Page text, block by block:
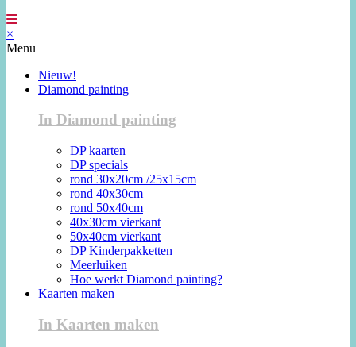
×
Menu
Nieuw!
Diamond painting
In Diamond painting
DP kaarten
DP specials
rond 30x20cm /25x15cm
rond 40x30cm
rond 50x40cm
40x30cm vierkant
50x40cm vierkant
DP Kinderpakketten
Meerluiken
Hoe werkt Diamond painting?
Kaarten maken
In Kaarten maken